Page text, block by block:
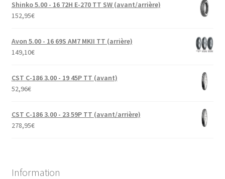
Shinko 5.00 - 16 72H E-270 TT SW (avant/arrière)
152,95€
Avon 5.00 - 16 69S AM7 MKII TT (arrière)
149,10€
CST C-186 3.00 - 19 45P TT (avant)
52,96€
CST C-186 3.00 - 23 59P TT (avant/arrière)
278,95€
Information